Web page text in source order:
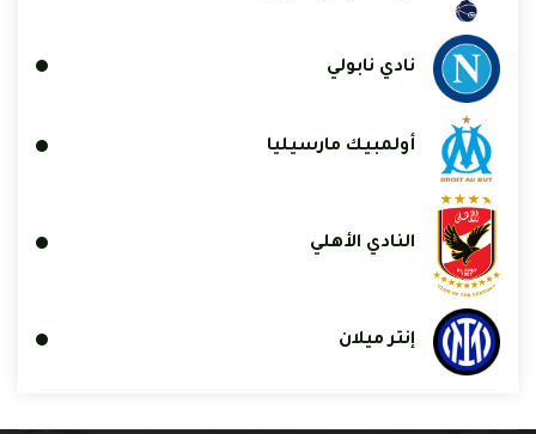
نادي نابولي
أولمبيك مارسيليا
النادي الأهلي
إنتر ميلان